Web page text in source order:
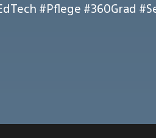
#Pflege #360Grad